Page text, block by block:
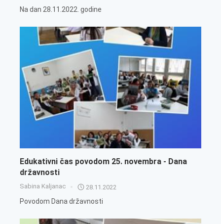
Na dan 28.11.2022. godine
Edukativni čas povodom 25. novembra - Dana
državnosti
Sabina Kaljanac 28.11.2022
Povodom Dana državnosti